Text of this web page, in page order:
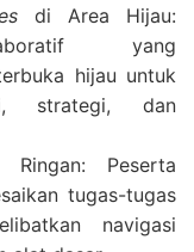
di Area Hijau:
yang
hijau untuk
strategi, dan
Ringan: Peserta
tugas-tugas
navigasi